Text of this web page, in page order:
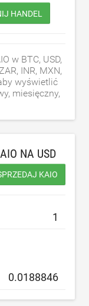
HANDEL
w BTC, USD,
INR, MXN,
wyświetlić
miesięczny,
NA USD
KAIO